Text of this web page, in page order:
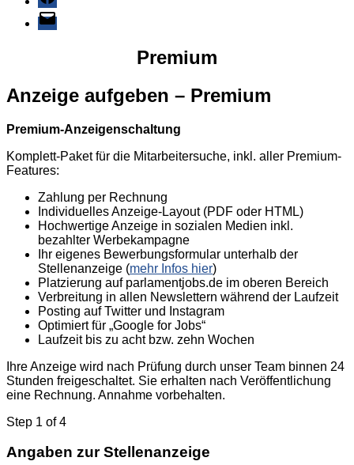
E-
Mail
Premium
Anzeige aufgeben – Premium
Premium-Anzeigenschaltung
Komplett-Paket für die Mitarbeitersuche, inkl. aller Premium-
Features:
Zahlung per Rechnung
Individuelles Anzeige-Layout (PDF oder HTML)
Hochwertige Anzeige in sozialen Medien inkl.
bezahlter Werbekampagne
Ihr eigenes Bewerbungsformular unterhalb der
Stellenanzeige (mehr Infos hier)
Platzierung auf parlamentjobs.de im oberen Bereich
Verbreitung in allen Newslettern während der Laufzeit
Posting auf Twitter und Instagram
Optimiert für „Google for Jobs“
Laufzeit bis zu acht bzw. zehn Wochen
Ihre Anzeige wird nach Prüfung durch unser Team binnen 24
Stunden freigeschaltet. Sie erhalten nach Veröffentlichung
eine Rechnung. Annahme vorbehalten.
Step 1 of 4
Angaben zur Stellenanzeige